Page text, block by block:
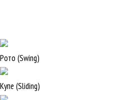
Рото (Swing)
Купе (Sliding)